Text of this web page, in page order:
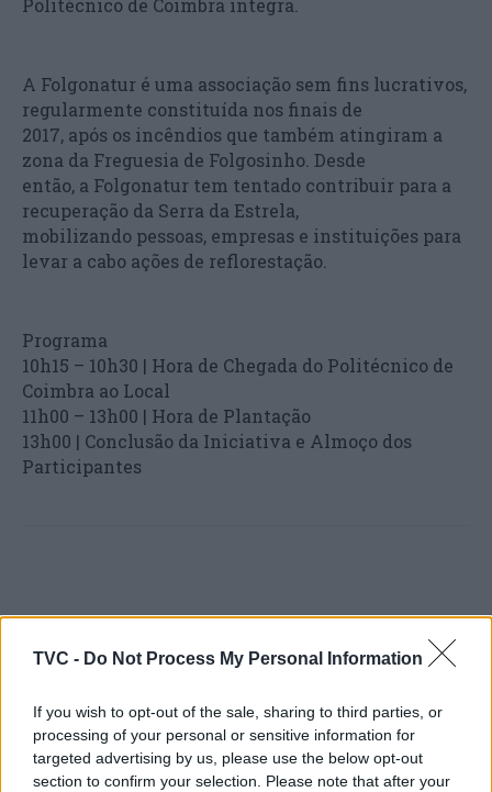
TVC - Do Not Process My Personal Information
If you wish to opt-out of the sale, sharing to third parties, or
processing of your personal or sensitive information for
targeted advertising by us, please use the below opt-out
section to confirm your selection. Please note that after your
Politécnico de Coimbra integra.
A Folgonatur é uma associação sem fins lucrativos,
regularmente constituída nos finais de
2017, após os incêndios que também atingiram a
zona da Freguesia de Folgosinho. Desde
então, a Folgonatur tem tentado contribuir para a
recuperação da Serra da Estrela,
mobilizando pessoas, empresas e instituições para
levar a cabo ações de reflorestação.
Programa
10h15 – 10h30 | Hora de Chegada do Politécnico de
Coimbra ao Local
11h00 – 13h00 | Hora de Plantação
13h00 | Conclusão da Iniciativa e Almoço dos
Participantes
Artigo anterior
Jorge Almeida assume
presidência da CIRA
primeiras reações em
Próximo artigo
Obra de requalificação e
duplicação do IP3, no troço
Santa Comba Dão – Viseu,